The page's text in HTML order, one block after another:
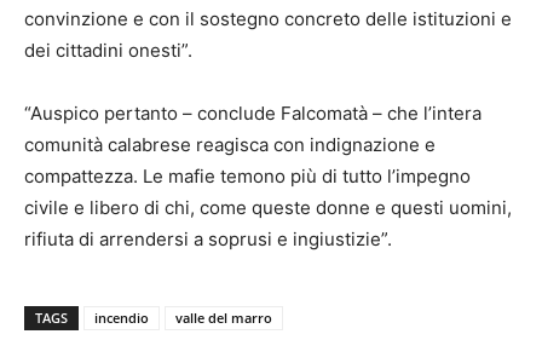
convinzione e con il sostegno concreto delle istituzioni e
dei cittadini onesti”.
“Auspico pertanto – conclude Falcomatà – che l’intera
comunità calabrese reagisca con indignazione e
compattezza. Le mafie temono più di tutto l’impegno
civile e libero di chi, come queste donne e questi uomini,
rifiuta di arrendersi a soprusi e ingiustizie”.
TAGS incendio valle del marro